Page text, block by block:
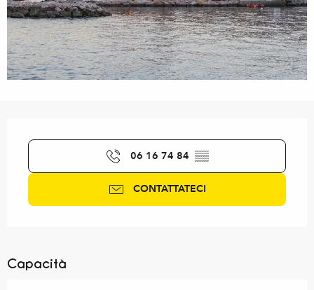
06 16 74 84 ▒▒
CONTATTATECI
Capacità